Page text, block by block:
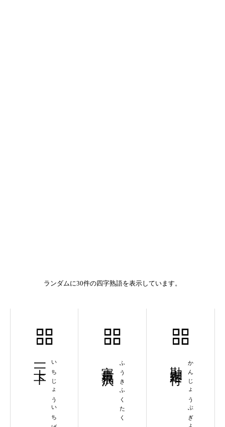
ランダムに30件の四字熟語を表示しています。
いちじょういちげ
一上一下 ふうきふくたく かんじょうぶぎょう